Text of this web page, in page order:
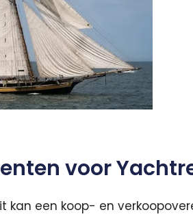
voor
kan een koop- en